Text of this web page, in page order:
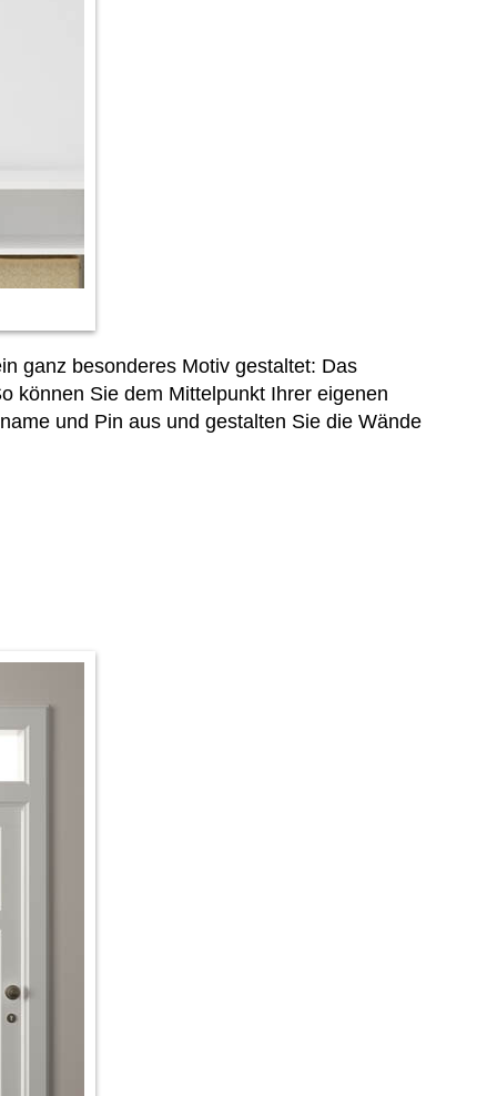
ganz besonderes Motiv gestaltet: Das
können Sie dem Mittelpunkt Ihrer eigenen
und Pin aus und gestalten Sie die Wände